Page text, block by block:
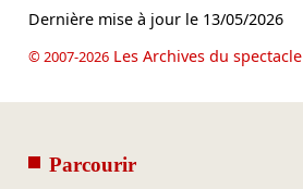
Dernière mise à jour le 13/05/2026
© 2007-2026Les Archives du spectacle
Parcourir